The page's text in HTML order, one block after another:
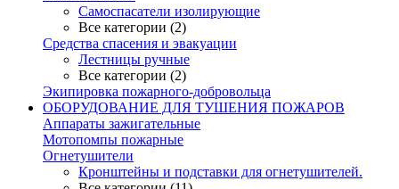
Самоспасатели изолирующие
Все категории (2)
Средства спасения и эвакуации
Лестницы ручные
Все категории (2)
Экипировка пожарного-добровольца
ОБОРУДОВАНИЕ ДЛЯ ТУШЕНИЯ ПОЖАРОВ
Аппараты зажигательные
Мотопомпы пожарные
Огнетушители
Кронштейны и подставки для огнетушителей.